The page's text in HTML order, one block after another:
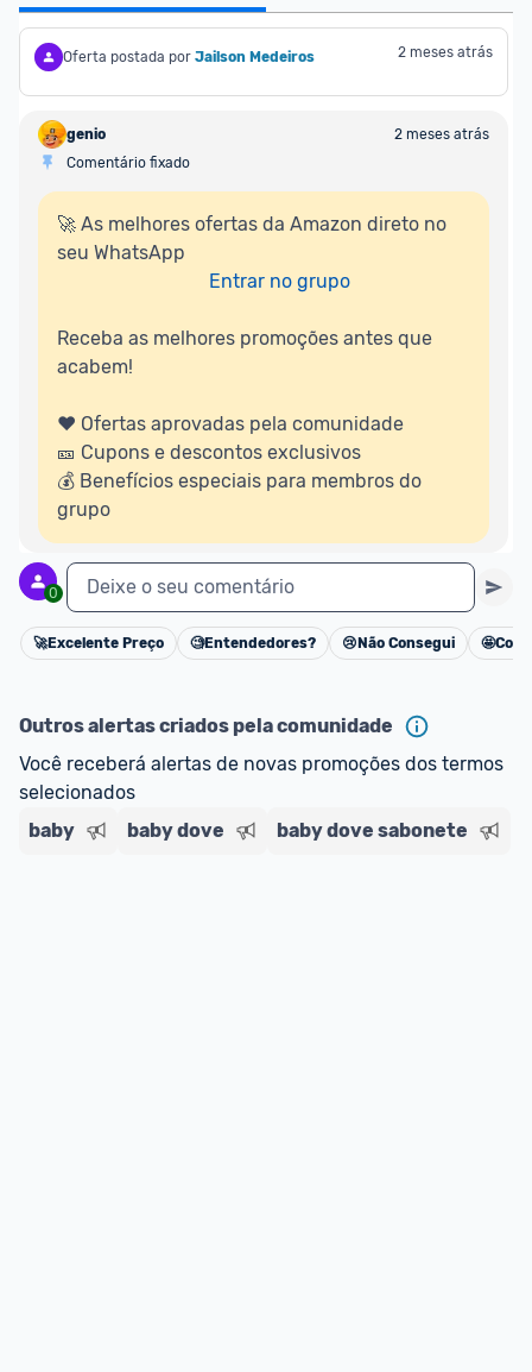
Oferta postada por Jailson Medeiros 2 meses atrás
genio
2 meses atrás
Comentário fixado
🚀 As melhores ofertas da Amazon direto no
seu WhatsApp
Entrar no grupo
Receba as melhores promoções antes que
acabem!
❤️ Ofertas aprovadas pela comunidade
🎫️ Cupons e descontos exclusivos
💰 Benefícios especiais para membros do
grupo
0 Deixe o seu comentário
Cancelar
🚀Excelente Preço 🧐Entendedores? 😢 Não Consegui 🤩
Outros alertas criados pela comunidade
Você receberá alertas de novas promoções dos termos
selecionados
baby
baby dove baby dove sabonete